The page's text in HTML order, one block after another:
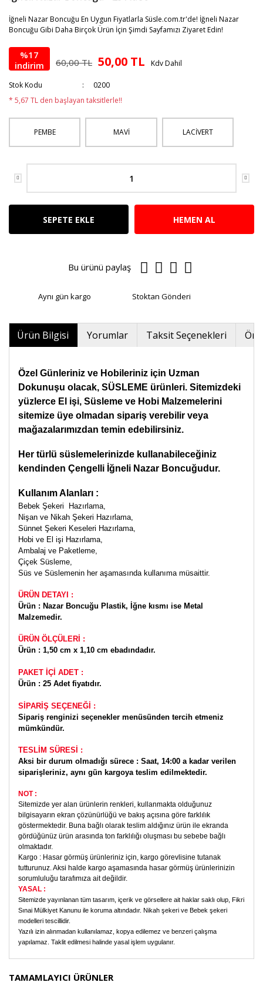
İğneli Nazar Boncuğu En Uygun Fiyatlarla Süsle.com.tr'de! İğneli Nazar
Boncuğu Gibi Daha Birçok Ürün İçin Şimdi Sayfamızı Ziyaret Edin!
%17
indirim
60,00 TL 50,00 TL Kdv Dahil
Stok Kodu
0200
* 5,67 TL den başlayan taksitlerle!!
PEMBE MAVİ LACİVERT
SEPETE EKLE HEMEN AL
Bu ürünü paylaş
Aynı gün kargo Stoktan Gönderi
Ürün Bilgisi Yorumlar Taksit Seçenekleri
Özel Günleriniz ve Hobileriniz için Uzman
Dokunuşu olacak, SÜSLEME ürünleri. Sitemizdeki
yüzlerce El işi, Süsleme ve Hobi Malzemelerini
sitemize üye olmadan sipariş verebilir veya
mağazalarımızdan temin edebilirsiniz.
Her türlü süslemelerinizde kullanabileceğiniz
kendinden Çengelli İğneli Nazar Boncuğudur.
Kullanım Alanları :
Bebek Şekeri Hazırlama,
Nişan ve Nikah Şekeri Hazırlama,
Sünnet Şekeri Keseleri Hazırlama,
Hobi ve El işi Hazırlama,
Ambalaj ve Paketleme,
Çiçek Süsleme,
Süs ve Süslemenin her aşamasında kullanıma müsaittir.
ÜRÜN DETAYI :
Ürün : Nazar Boncuğu Plastik, İğne kısmı ise Metal
Malzemedir.
ÜRÜN ÖLÇÜLERİ :
Ürün : 1,50 cm x 1,10 cm ebadındadır.
PAKET İÇİ ADET :
Ürün : 25 Adet fiyatıdır.
SİPARİŞ SEÇENEĞİ :
Sipariş renginizi seçenekler menüsünden tercih etmeniz
mümkündür.
TESLİM SÜRESİ :
Aksi bir durum olmadığı sürece : Saat, 14:00 a kadar verilen
siparişleriniz, aynı gün kargoya teslim edilmektedir.
NOT :
Sitemizde yer alan ürünlerin renkleri, kullanmakta olduğunuz
bilgisayarın ekran çözünürlüğü ve bakış açısına göre farklılık
göstermektedir. Buna bağlı olarak teslim aldığınız ürün ile ekranda
gördüğünüz ürün arasında ton farklılığı oluşması bu sebebe bağlı
olmaktadır.
Kargo : Hasar görmüş ürünleriniz için, kargo görevlisine tutanak
tutturunuz. Aksi halde kargo aşamasında hasar görmüş ürünlerinizin
sorumluluğu tarafımıza ait değildir.
YASAL :
Sitemizde yayınlanan tüm tasarım, içerik ve görsellere ait haklar saklı olup, Fikri
Sınai Mülkiyet Kanunu ile koruma altındadır. Nikah şekeri ve Bebek şekeri
modelleri tescillidir.
Yazılı izin alınmadan kullanılamaz, kopya edilemez ve benzeri çalışma
yapılamaz. Taklit edilmesi halinde yasal işlem uygulanır.
Bu ürünün fiyat bilgisi, resim, ürün açıklamalarında ve
diğer konularda yetersiz gördüğünüz noktaları öneri
Özel günlerinize Uzman dokunuşu, Süs ve Süsleme
Malzemeleri, Bebek Şekeri Süsleme Malzemeleri, Süsleme Sarf
TAMAMLAYICI ÜRÜNLER